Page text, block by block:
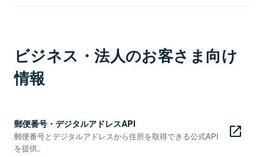
ビジネス・法人のお客さま向け
情報
郵便番号・デジタルアドレスAPI
郵便番号とデジタルアドレスから住所を取得できる公式API
を提供。